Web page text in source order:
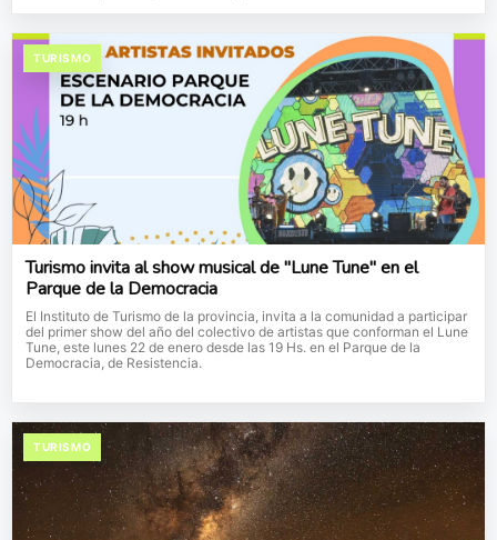
TURISMO
Turismo invita al show musical de "Lune Tune" en el
Parque de la Democracia
El Instituto de Turismo de la provincia, invita a la comunidad a participar
del primer show del año del colectivo de artistas que conforman el Lune
Tune, este lunes 22 de enero desde las 19 Hs. en el Parque de la
Democracia, de Resistencia.
TURISMO